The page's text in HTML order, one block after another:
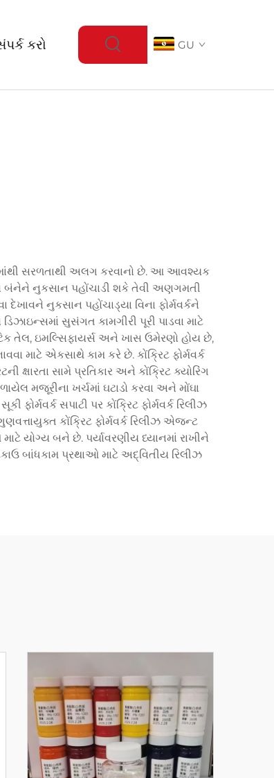
કરો GU
સરળતાથી અલગ કરવાનો છે. આ આવશ્યક
બંનેને નુકસાન પહોંચાડી શકે તેવી અણગમતી
નુકસાન પહોંચાડ્યા વિના ફોર્મવર્કને
સુસંગત કામગીરી પૂરી પાડવા માટે
તેલ, ઇમલ્સિફાયર્સ અને ખાસ ઉમેરણો હોય છે,
માટે એકસાથે કામ કરે છે. કોંક્રિટ ફોર્મવર્ક
ક્ષારતા સામે પ્રતિકાર અને કોંક્રિટ ક્યોરિંગ
મજૂરીના ખર્ચમાં ઘટાડો કરવા અને મોંઘા
સપાટી પર કોંક્રિટ ફોર્મવર્ક રિલીઝ
કોંક્રિટ ફોર્મવર્ક રિલીઝ એજન્ટ
યોગ્ય બને છે. પર્યાવરણીય ધ્યાનમાં રાખીને
બાંધકામ પ્રથાઓ માટે અદ્વિતીય રિલીઝ